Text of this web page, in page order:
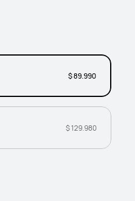
$ 89.990
$ 129.980